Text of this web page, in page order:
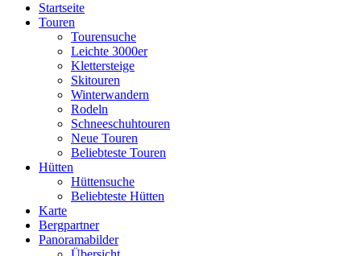
Startseite
Touren
Tourensuche
Leichte 3000er
Klettersteige
Skitouren
Winterwandern
Rodeln
Schneeschuhtouren
Neue Touren
Beliebteste Touren
Hütten
Hüttensuche
Beliebteste Hütten
Karte
Bergpartner
Panoramabilder